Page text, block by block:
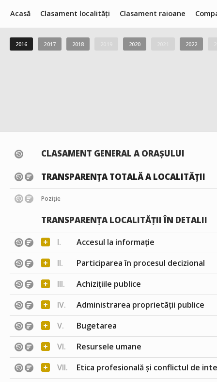
Acasă Clasament localități Clasament raioane
2016 2017 2018 2020 2022
CLASAMENT GENERAL A ORAȘULUI
TRANSPARENȚA TOTALĂ A LOCALITĂȚII
Poziție
TRANSPARENȚA LOCALITĂȚII ÎN DETALII
+
I. Accesul la informație
+ II. Participarea în procesul decizional
+ III. Achizițiile publice
+ IV. Administrarea proprietății publice
+ V. Bugetarea
+ VI. Resursele umane
+ VII. Etica profesională și conflictul de